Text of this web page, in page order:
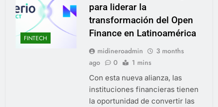
FINTECH
para liderar la
transformación del Open
Finance en Latinoamérica
midineroadmin
3 months
ago
0 1 mins
Con esta nueva alianza, las
instituciones financieras tienen
la oportunidad de convertir las